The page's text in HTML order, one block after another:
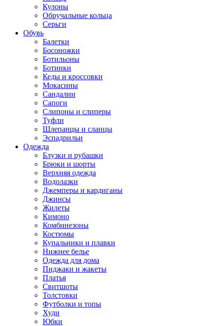
Кулоны
Обручальные кольца
Серьги
Обувь
Балетки
Босоножки
Ботильоны
Ботинки
Кеды и кроссовки
Мокасины
Сандалии
Сапоги
Слипоны и слиперы
Туфли
Шлепанцы и сланцы
Эспадрильи
Одежда
Блузки и рубашки
Брюки и шорты
Верхняя одежда
Водолазки
Джемперы и кардиганы
Джинсы
Жилеты
Кимоно
Комбинезоны
Костюмы
Купальники и плавки
Нижнее белье
Одежда для дома
Пиджаки и жакеты
Платья
Свитшоты
Толстовки
Футболки и топы
Худи
Юбки